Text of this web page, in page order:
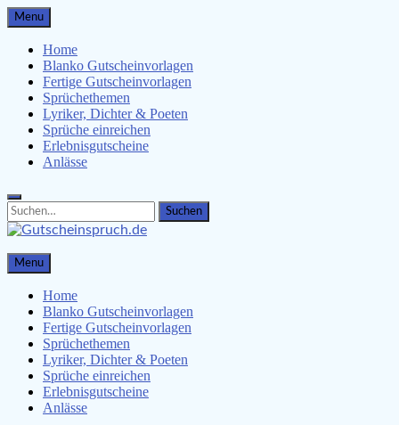
Skip
to
content
Menu
Home
Blanko Gutscheinvorlagen
Fertige Gutscheinvorlagen
Sprüchethemen
Lyriker, Dichter & Poeten
Sprüche einreichen
Erlebnisgutscheine
Anlässe
Search
for:
Search
Gutscheinspruch.de
Gutscheinsprüche & Gutscheinvorlagen finden
Menu
Home
Blanko Gutscheinvorlagen
Fertige Gutscheinvorlagen
Sprüchethemen
Lyriker, Dichter & Poeten
Sprüche einreichen
Erlebnisgutscheine
Anlässe